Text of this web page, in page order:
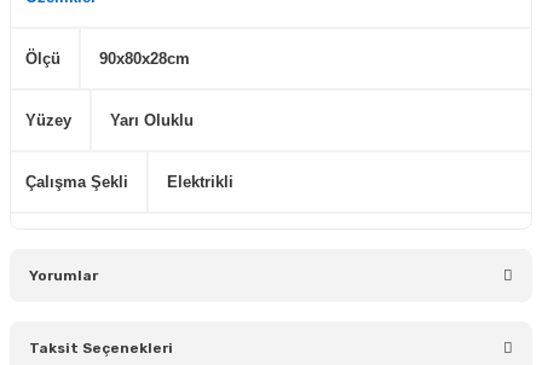
Ölçü 90x80x28cm
Yüzey Yarı Oluklu
Çalışma Şekli Elektrikli
Yorumlar
Taksit Seçenekleri